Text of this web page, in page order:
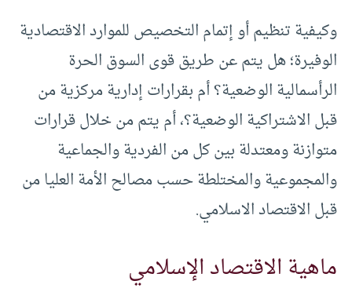
وكيفية تنظيم أو إتمام التخصيص للموارد الاقتصادية
الوفيرة؛ هل يتم عن طريق قوى السوق الحرة
الرأسمالية الوضعية؟ أم بقرارات إدارية مركزية من
قبل الاشتراكية الوضعية؟، أم يتم من خلال قرارات
متوازنة ومعتدلة بين كل من الفردية والجماعية
والمجموعية والمختلطة حسب مصالح الأمة العليا من
قبل الاقتصاد الاسلامي.
ماهية الاقتصاد الإسلامي